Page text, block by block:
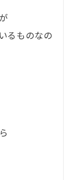
るものなの